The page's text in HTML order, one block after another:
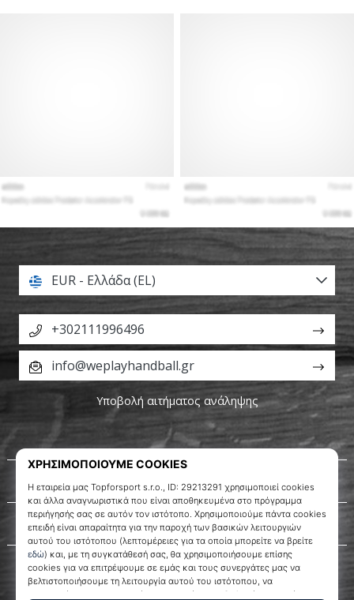
Σχετικά μ' εμάς
Εξυπηρέτηση πελατών
EUR - Ελλάδα (EL)
+302111996496
info@weplayhandball.gr
Υποβολή αιτήματος ανάληψης